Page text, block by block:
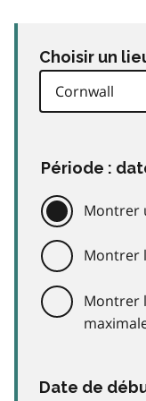
Choisir un
Période :
Montrer
Montrer
Montrer
Date de